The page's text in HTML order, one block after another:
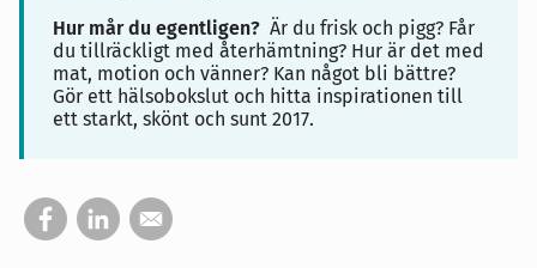
Hur mår du egentligen? Är du frisk och pigg? Får
du tillräckligt med återhämtning? Hur är det med
mat, motion och vänner? Kan något bli bättre?
Gör ett hälsobokslut och hitta inspirationen till
ett starkt, skönt och sunt 2017.